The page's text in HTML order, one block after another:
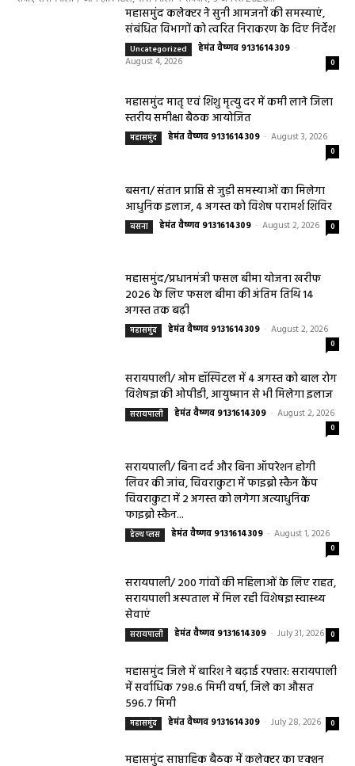
महासमुंद कलेक्टर ने सुनी आमजनों की समस्याएं,
संबंधित विभागों को त्वरित निराकरण के दिए निर्देश
Uncategorized हेमंत वैष्णव 9131614309 -
August 4, 2026
0
महासमुंद मातृ एवं शिशु मृत्यु दर में कमी लाने जिला
स्तरीय समीक्षा बैठक आयोजित
महासमुंद हेमंत वैष्णव 9131614309 - August 3, 2026
0
बसना/ संतान प्राप्ति से जुड़ी समस्याओं का मिलेगा
आधुनिक इलाज, 4 अगस्त को विशेष परामर्श शिविर
बसना हेमंत वैष्णव 9131614309 - August 2, 2026 0
महासमुंद/प्रधानमंत्री फसल बीमा योजना खरीफ
2026 के लिए फसल बीमा की अंतिम तिथि 14
अगस्त तक बढ़ी
महासमुंद हेमंत वैष्णव 9131614309 - August 2, 2026
0
सरायपाली/ ओम हॉस्पिटल में 4 अगस्त को बाल रोग
विशेषज्ञ की ओपीडी, आयुष्मान से भी मिलेगा इलाज
सरायपाली हेमंत वैष्णव 9131614309 - August 2, 2026
0
सरायपाली/ बिना दर्द और बिना ऑपरेशन होगी
लिवर की जांच, चिवराकुटा में फाइब्रो स्कैन कैंप
चिवराकुटा में 2 अगस्त को लगेगा अत्याधुनिक
फाइब्रो स्कैन...
हेल्थ प्लस हेमंत वैष्णव 9131614309 - August 1, 2026
0
सरायपाली/ 200 गांवों की महिलाओं के लिए राहत,
सरायपाली अस्पताल में मिल रही विशेषज्ञ स्वास्थ्य
सेवाएं
सरायपाली हेमंत वैष्णव 9131614309 - July 31, 2026 0
महासमुंद जिले में बारिश ने बढ़ाई रफ्तार: सरायपाली
में सर्वाधिक 798.6 मिमी वर्षा, जिले का औसत
596.7 मिमी
महासमुंद हेमंत वैष्णव 9131614309 - July 28, 2026 0
महासमुंद साप्ताहिक बैठक में कलेक्टर का एक्शन